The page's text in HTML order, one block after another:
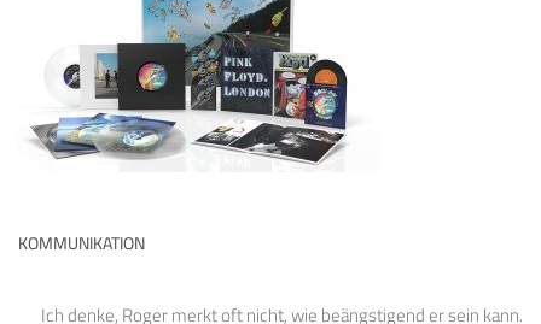
KOMMUNIKATION
Ich denke, Roger merkt oft nicht, wie beängstigend er sein kann.